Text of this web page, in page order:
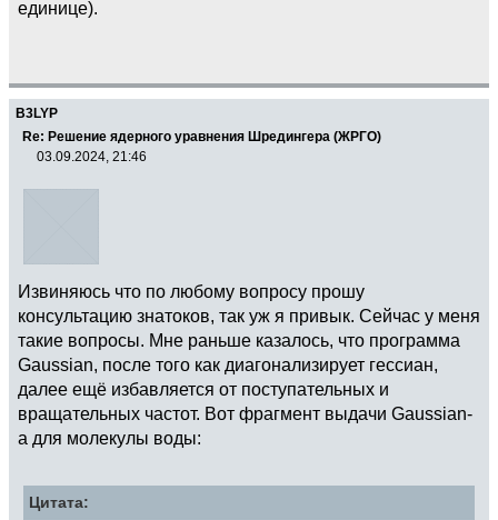
единице).
B3LYP
Re: Решение ядерного уравнения Шредингера (ЖРГО)
03.09.2024, 21:46
Извиняюсь что по любому вопросу прошу
консультацию знатоков, так уж я привык. Сейчас у меня
такие вопросы. Мне раньше казалось, что программа
Gaussian, после того как диагонализирует гессиан,
далее ещё избавляется от поступательных и
вращательных частот. Вот фрагмент выдачи Gaussian-
а для молекулы воды:
Цитата: